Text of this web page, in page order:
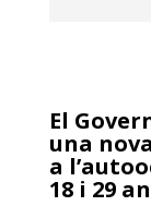
El
una
a
18 i 29